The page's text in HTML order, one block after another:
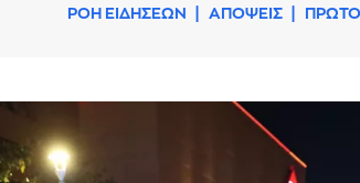
ΡΟΗ ΕΙΔΗΣΕΩΝ ΑΠΟΨΕΙΣ